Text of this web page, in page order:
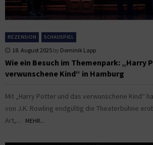
REZENSION SCHAUSPIEL
18. August 2025 by Dominik Lapp
Wie ein Besuch im Themenpark: „Harry
verwunschene Kind“ in Hamburg
Mit „Harry Potter und das verwunschene Kind“
von J.K. Rowling endgültig die Theaterbühne
Art,...
MEHR...